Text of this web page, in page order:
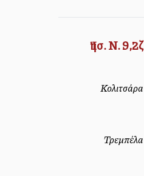
Ἰησ. Ν. 9,2ζ
Κολιτσάρα
Τρεμπέλα